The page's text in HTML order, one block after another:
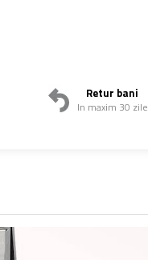
Retur bani
In maxim 30 zile